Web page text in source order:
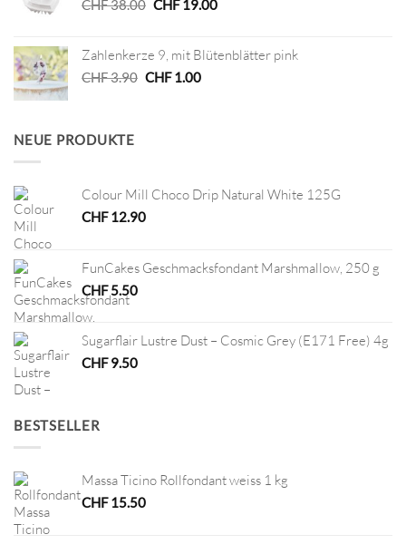
CHF38.00
CHF 38.00
CHF19.00
CHF 19.00.
Zahlenkerze 9, mit Blütenblätter pink
CHF3.90 Ursprünglicher
CHF1.00Aktueller
NEUE PRODUKTE
Colour Mill Choco Drip Natural White 125G
CHF12.90
FunCakes Geschmacksfondant Marshmallow, 250 g
CHF5.50
Sugarflair Lustre Dust – Cosmic Grey (E171 Free) 4g
CHF9.50
BESTSELLER
Massa Ticino Rollfondant weiss 1 kg
CHF15.50